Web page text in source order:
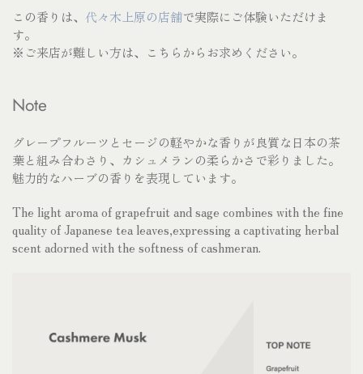
この香りは、 代々木上原の店舗で実際にご体験いただけま
す。
※ご来店が難しい方は、こちらからお求めください。
Note
グレープフルーツとセージの軽やかな香りが良質な日本の茶
葉と組み合わさり、カシュメランの柔らかさで彩りました。
魅力的なハーブの香りを表現しています。
The light aroma of grapefruit and sage combines with the fine
quality of Japanese tea leaves,expressing a captivating herbal
scent adorned with the softness of cashmeran.